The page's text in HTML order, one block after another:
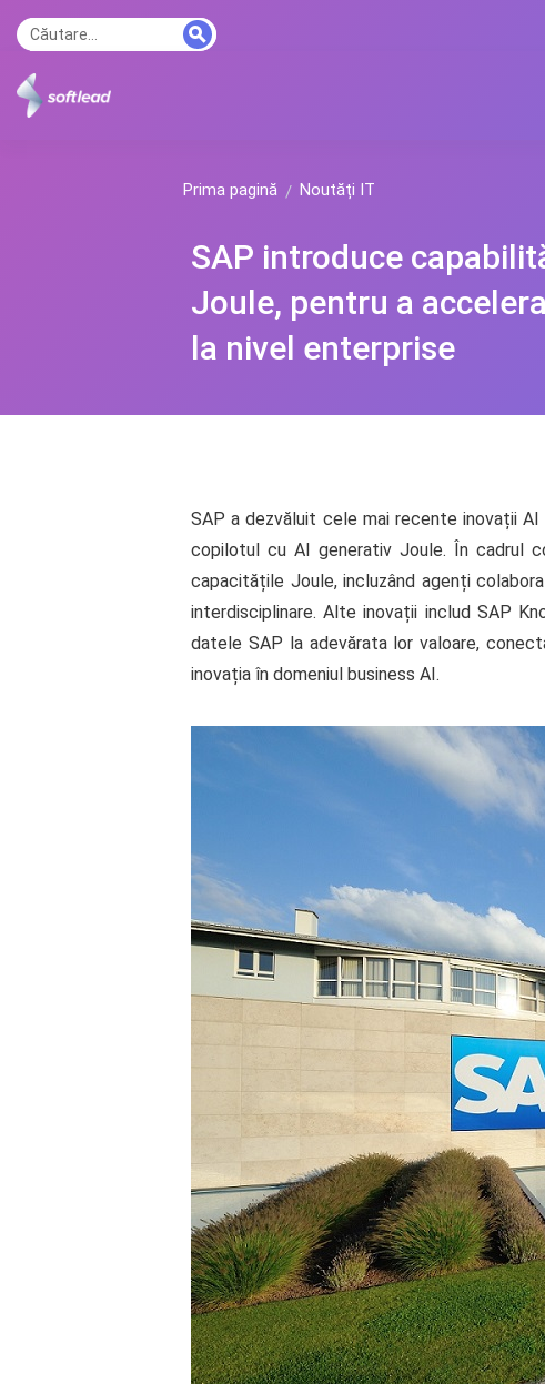
Prima pagină Noutăți IT
SAP introduce
Joule, pentru a
la nivel enterprise
SAP a dezvăluit cele mai recente inovații
copilotul cu AI generativ Joule. În cadrul
capacitățile Joule, incluzând agenți
interdisciplinare. Alte inovații includ SAP
datele SAP la adevărata lor valoare,
inovația în domeniul business AI.